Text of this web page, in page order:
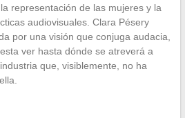
representación de las mujeres y la
audiovisuales. Clara Pésery
por una visión que conjuga audacia,
ver hasta dónde se atreverá a
que, visiblemente, no ha